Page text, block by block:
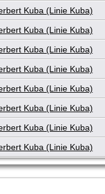
Kuba (Linie Kuba)
Kuba (Linie Kuba)
Kuba (Linie Kuba)
Kuba (Linie Kuba)
Kuba (Linie Kuba)
Kuba (Linie Kuba)
Kuba (Linie Kuba)
Kuba (Linie Kuba)